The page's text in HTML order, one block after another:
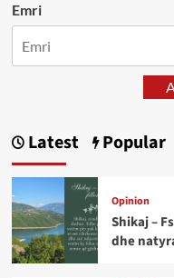
Emri
Latest Popular
Opinion
Shikaj –
dhe